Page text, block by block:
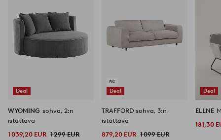
Deal
WYOMING sohva, 2:n
istuttava
1 039,20 EUR 1 299 EUR
Deal
TRAFFORD sohva, 3:n
istuttava
879,20 EUR 1 099 EUR
Deal
ELLNE
181,30